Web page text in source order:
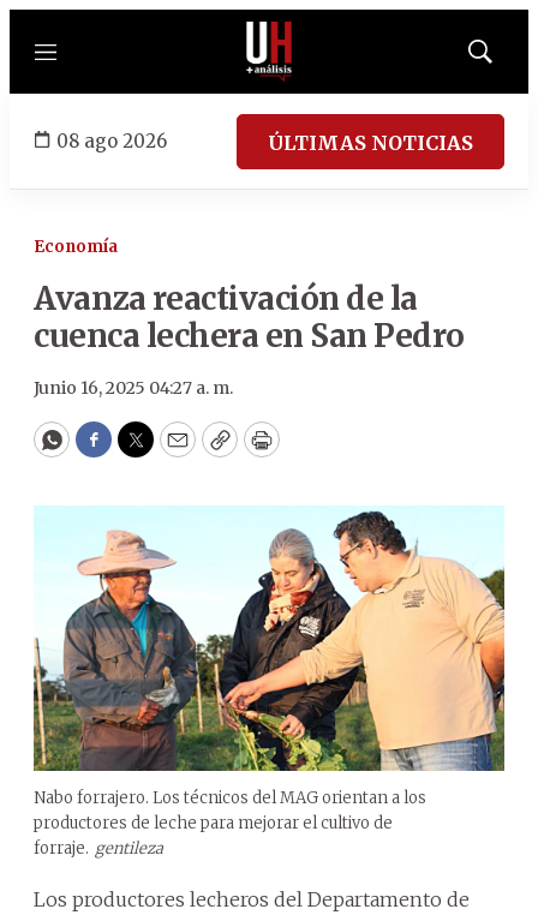
Menú
Mostrar
08 ago 2026 ÚLTIMAS NOTICIAS
Economía
Avanza reactivación de la
cuenca lechera en San Pedro
Junio 16, 2025 04:27 a. m.
WhatsApp
Facebook
Twitter
EmailCopyPrint
Nabo forrajero. Los técnicos del MAG orientan a los
productores de leche para mejorar el cultivo de
forraje. gentileza
Los productores lecheros del Departamento de